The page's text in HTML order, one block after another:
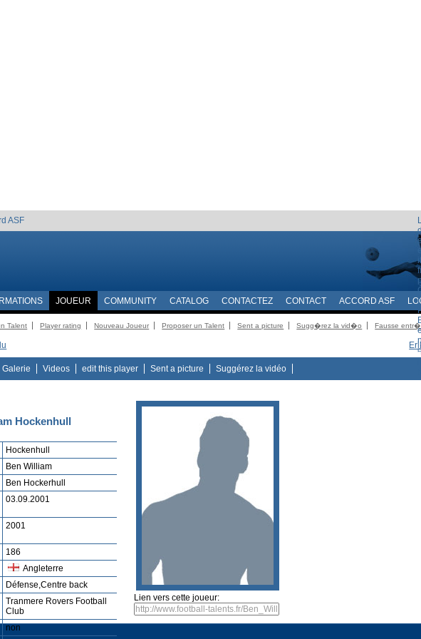
ASF
JOUEUR COMMUNITY CATALOG CONTACTEZ CONTACT ACCORD ASF
Talent Player rating Nouveau Joueur Proposer un Talent Sent a picture Sugg�rez la vid�o
Fausse
Galerie Videos edit this player Sent a picture Suggérez la vidéo
Hockenhull
Hockenhull
Ben William
Ben Hockerhull
03.09.2001
2001
186
Angleterre
Défense,Centre back
Tranmere Rovers Football
Club
non
Lien vers cette joueur: